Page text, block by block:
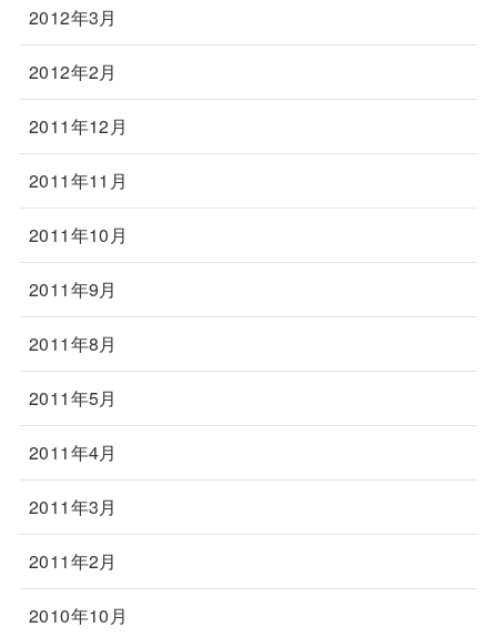
2012年3月
2012年2月
2011年12月
2011年11月
2011年10月
2011年9月
2011年8月
2011年5月
2011年4月
2011年3月
2011年2月
2010年10月